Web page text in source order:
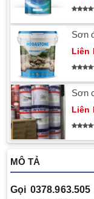
Sơn
Liên
Sơn
Liên
MÔ TẢ
Gọi